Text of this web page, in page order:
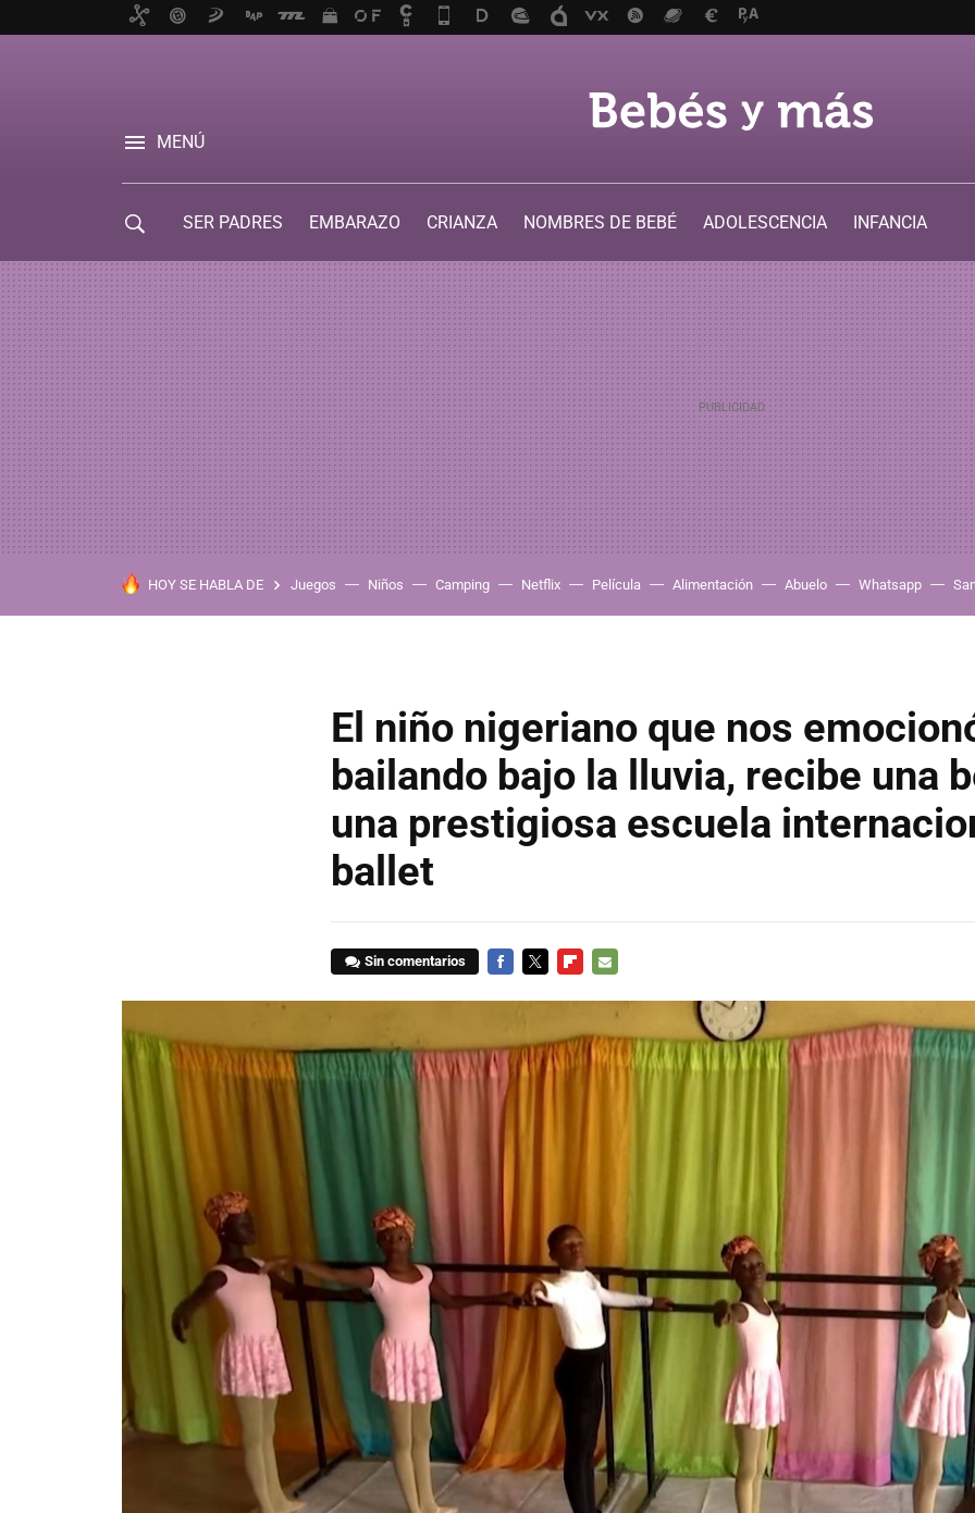
MENÚ
SER PADRES EMBARAZO CRIANZA NOMBRES DE BEBÉ ADOLESCENCIA
INFANCIA
HOY SE HABLA DE Juegos Niños Camping Netflix Película Alimentación Abuelo Whatsapp
El niño nigeriano que nos
bailando bajo la lluvia, recibe una
una prestigiosa escuela
ballet
Sin comentarios
MAIL